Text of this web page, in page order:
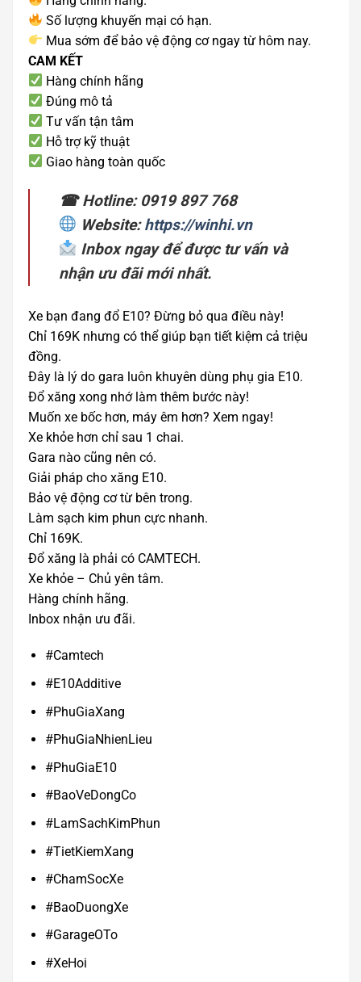
Số lượng khuyến mại có hạn.
Mua sớm để bảo vệ động cơ ngay từ hôm nay.
CAM KẾT
Hàng chính hãng
Đúng mô tả
Tư vấn tận tâm
Hỗ trợ kỹ thuật
Giao hàng toàn quốc
☎ Hotline: 0919 897 768
Website:https://winhi.vn
Inbox ngay để được tư vấn và
nhận ưu đãi mới nhất.
Xe bạn đang đổ E10? Đừng bỏ qua điều này!
Chỉ 169K nhưng có thể giúp bạn tiết kiệm cả triệu
đồng.
Đây là lý do gara luôn khuyên dùng phụ gia E10.
Đổ xăng xong nhớ làm thêm bước này!
Muốn xe bốc hơn, máy êm hơn? Xem ngay!
Xe khỏe hơn chỉ sau 1 chai.
Gara nào cũng nên có.
Giải pháp cho xăng E10.
Bảo vệ động cơ từ bên trong.
Làm sạch kim phun cực nhanh.
Chỉ 169K.
Đổ xăng là phải có CAMTECH.
Xe khỏe – Chủ yên tâm.
Hàng chính hãng.
Inbox nhận ưu đãi.
#Camtech
#E10Additive
#PhuGiaXang
#PhuGiaNhienLieu
#PhuGiaE10
#BaoVeDongCo
#LamSachKimPhun
#TietKiemXang
#ChamSocXe
#BaoDuongXe
#GarageOTo
#XeHoi